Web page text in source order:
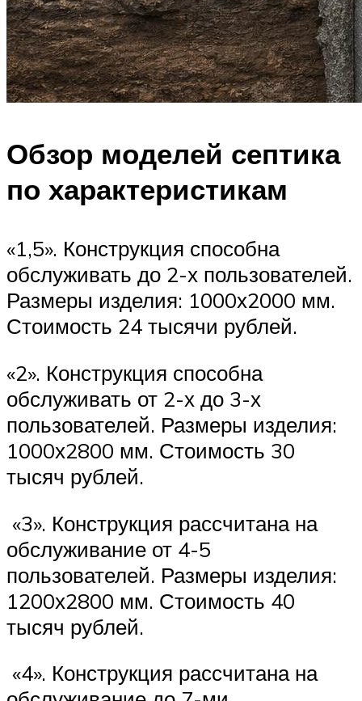
Обзор моделей септика
по характеристикам
«1,5». Конструкция способна
обслуживать до 2-х пользователей.
Размеры изделия: 1000х2000 мм.
Стоимость 24 тысячи рублей.
«2». Конструкция способна
обслуживать от 2-х до 3-х
пользователей. Размеры изделия:
1000х2800 мм. Стоимость 30
тысяч рублей.
«3». Конструкция рассчитана на
обслуживание от 4-5
пользователей. Размеры изделия:
1200х2800 мм. Стоимость 40
тысяч рублей.
«4». Конструкция рассчитана на